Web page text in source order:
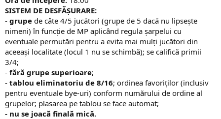
SISTEM DE DESFĂȘURARE:
- grupe de câte 4/5 jucători (grupe de 5 dacă nu lipsește
nimeni) în funcție de MP aplicând regula șarpelui cu
eventuale permutări pentru a evita mai mulți jucători din
aceeași localitate (locul 1 nu se schimbă); se califică primii
3/4;
- fără grupe superioare;
- tablou eliminatoriu de 8/16; ordinea favoriților (inclusiv
pentru eventuale bye-uri) conform numărului de ordine al
grupelor; plasarea pe tablou se face automat;
- nu se joacă finală mică.